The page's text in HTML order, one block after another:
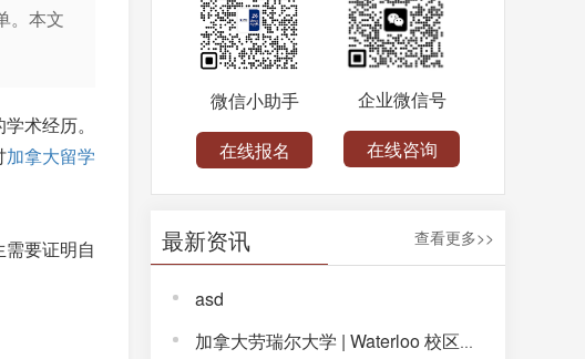
。本文
术经历。
加拿大留学
要证明自
微信小助手
在线报名
企业微信号
在线咨询
最新资讯 查看更多>>
asd
加拿大劳瑞尔大学 | Waterloo 校区，解锁完整大学体验！